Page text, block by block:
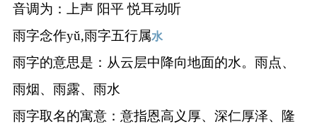
音调为：上声 阳平 悦耳动听
雨字念作yǔ,雨字五行属水
雨字的意思是：从云层中降向地面的水。雨点、
雨烟、雨露、雨水
雨字取名的寓意：意指恩高义厚、深仁厚泽、隆